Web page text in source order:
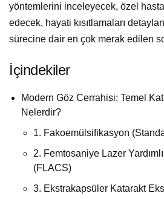
yöntemlerini inceleyecek, özel
edecek, hayati kısıtlamaları
sürecine dair en çok merak edilen
İçindekiler
Modern Göz Cerrahisi: Temel
Nelerdir?
1. Fakoemülsifikasyon
2. Femtosaniye Lazer
(FLACS)
3. Ekstrakapsüler Katarakt